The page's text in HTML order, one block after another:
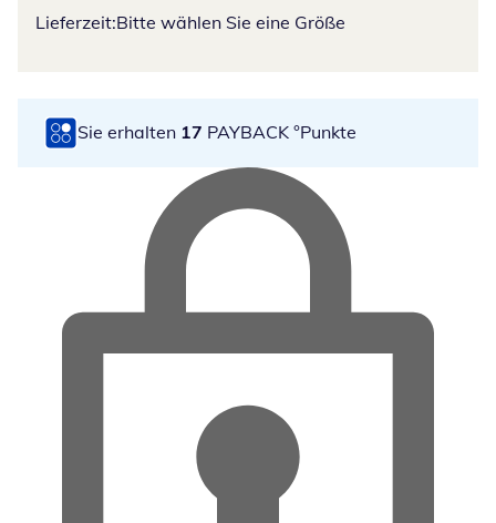
Lieferzeit:Bitte wählen Sie eine Größe
Sie erhalten 17 PAYBACK °Punkte